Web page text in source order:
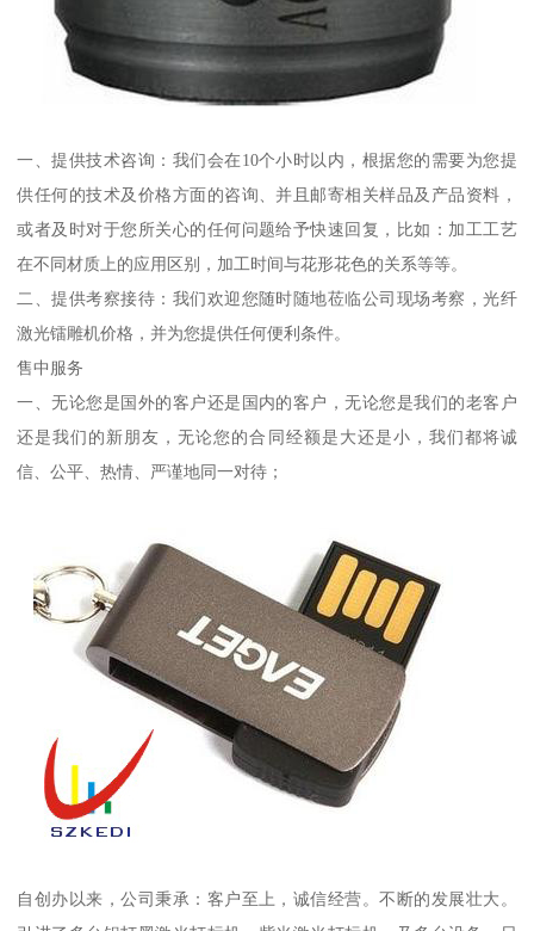
一、提供技术咨询：我们会在10个小时以内，根据您的需要为您提
供任何的技术及价格方面的咨询、并且邮寄相关样品及产品资料，
或者及时对于您所关心的任何问题给予快速回复，比如：加工工艺
在不同材质上的应用区别，加工时间与花形花色的关系等等。
二、提供考察接待：我们欢迎您随时随地莅临公司现场考察，光纤
激光镭雕机价格，并为您提供任何便利条件。
售中服务
一、无论您是国外的客户还是国内的客户，无论您是我们的老客户
还是我们的新朋友，无论您的合同经额是大还是小，我们都将诚
信、公平、热情、严谨地同一对待；
自创办以来，公司秉承：客户至上，诚信经营。不断的发展壮大。